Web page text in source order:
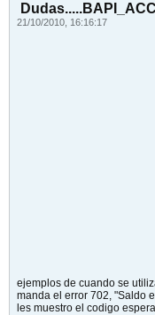
21/10/2010, 16:16:17
ejemplos de cuando se
manda el error 702, "Saldo
les muestro el codigo